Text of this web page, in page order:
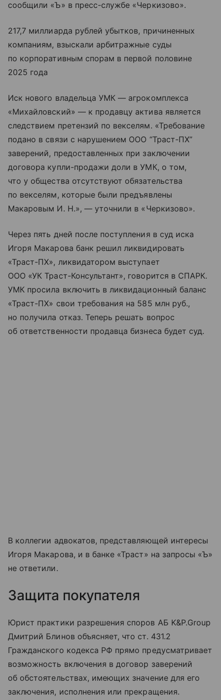
сообщили «Ъ» в пресс-службе «Черкизово».
217,7 миллиарда рублей убытков, причиненных
компаниям, взыскали арбитражные суды
по корпоративным спорам в первой половине
2025 года
Иск нового владельца УМК — агрокомплекса
«Михайловский» — к продавцу актива является
следствием претензий по векселям. «Требование
подано в связи с нарушением ООО “Траст-ПХ”
заверений, предоставленных при заключении
договора купли-продажи доли в УМК, о том,
что у общества отсутствуют обязательства
по векселям, которые были предъявлены
Макаровым И. Н.», — уточнили в «Черкизово».
Через пять дней после поступления в суд иска
Игоря Макарова банк решил ликвидировать
«Траст-ПХ», ликвидатором выступает
ООО «УК Траст-Консультант», говорится в СПАРК.
УМК просила включить в ликвидационный баланс
«Траст-ПХ» свои требования на 585 млн руб.,
но получила отказ. Теперь решать вопрос
об ответственности продавца бизнеса будет суд.
В коллегии адвокатов, представляющей интересы
Игоря Макарова, и в банке «Траст» на запросы «Ъ»
не ответили.
Защита покупателя
Юрист практики разрешения споров АБ K&P.Group
Дмитрий Блинов объясняет, что ст. 431.2
Гражданского кодекса РФ прямо предусматривает
возможность включения в договор заверений
об обстоятельствах, имеющих значение для его
заключения, исполнения или прекращения.